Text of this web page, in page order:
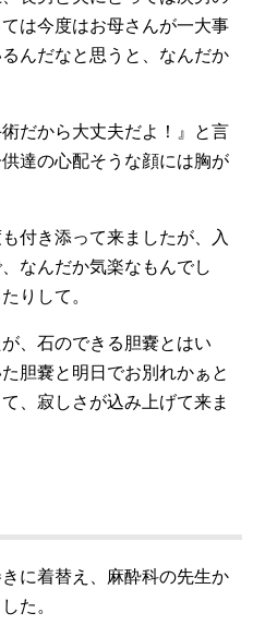
は今度はお母さんが一大事
んだなと思うと、なんだか
だから大丈夫だよ！』と言
達の心配そうな顔には胸が
付き添って来ましたが、入
なんだか気楽なもんでし
りして。
、石のできる胆嚢とはい
胆嚢と明日でお別れかぁと
、寂しさが込み上げて来ま
に着替え、麻酔科の先生か
た。